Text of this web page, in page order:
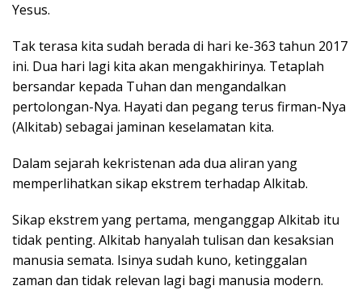
Yesus.
Tak terasa kita sudah berada di hari ke-363 tahun 2017
ini. Dua hari lagi kita akan mengakhirinya. Tetaplah
bersandar kepada Tuhan dan mengandalkan
pertolongan-Nya. Hayati dan pegang terus firman-Nya
(Alkitab) sebagai jaminan keselamatan kita.
Dalam sejarah kekristenan ada dua aliran yang
memperlihatkan sikap ekstrem terhadap Alkitab.
Sikap ekstrem yang pertama, menganggap Alkitab itu
tidak penting. Alkitab hanyalah tulisan dan kesaksian
manusia semata. Isinya sudah kuno, ketinggalan
zaman dan tidak relevan lagi bagi manusia modern.